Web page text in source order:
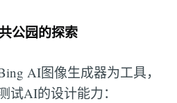
公园的探索
AI图像生成器为工具，
试AI的设计能力：